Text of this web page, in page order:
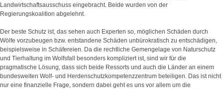
Landwirtschaftsausschuss eingebracht. Beide wurden von der
Regierungskoalition abgelehnt.
Der beste Schutz ist, das sehen auch Experten so, möglichen Schäden durch
Wölfe vorzubeugen bzw. entstandene Schäden unbürokratisch zu entschädigen,
beispielsweise in Schäfereien. Da die rechtliche Gemengelage von Naturschutz
und Tierhaltung im Wolfsfall besonders kompliziert ist, sind wir für die
pragmatische Lösung, dass sich beide Ressorts und auch die Länder an einem
bundesweiten Wolf- und Herdenschutzkompetenzzentrum beteiligen. Das ist nicht
nur eine finanzielle Frage, sondern dabei geht es uns vor allem um die